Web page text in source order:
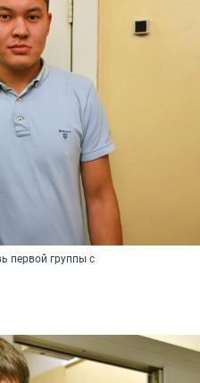
первой группы с